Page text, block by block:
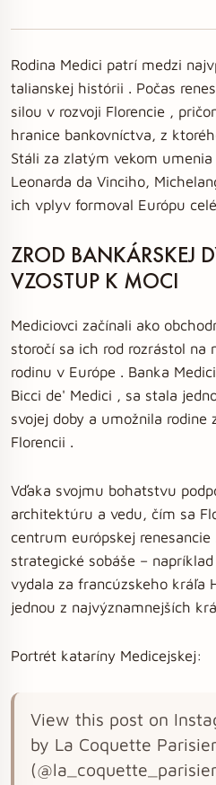
Rodina Medici patrí medzi
talianskej histórii . Počas
silou v rozvoji Florencie ,
hranice bankovníctva, z
Stáli za zlatým vekom
Leonarda da Vinciho,
ich vplyv formoval Európu
ZROD BANKÁRSKEJ
VZOSTUP K MOCI
Mediciovci začínali ako
storočí sa ich rod rozrástol na
rodinu v Európe . Banka
Bicci de' Medici , sa stala
svojej doby a umožnila
Florencii .
Vďaka svojmu bohatstvu
architektúru a vedu, čím sa
centrum európskej
strategické sobáše –
vydala za francúzskeho kráľa
jednou z najvýznamnejších
Portrét kataríny Medicejskej:
View this post on
by La Coquette